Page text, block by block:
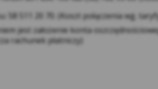
58 511 20 70. (Koszt połączenia wg.
jest założenie konta
rachunek płatniczy)
reklam https://adssettings.google.pllink
społecznościowego Facebook – w
analizy rynku oraz rozwoju